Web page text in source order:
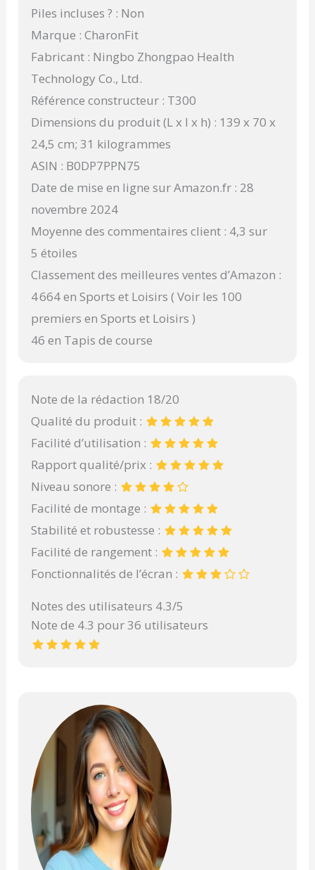
Piles incluses ? : Non
Marque : CharonFit
Fabricant : Ningbo Zhongpao Health
Technology Co., Ltd.
Référence constructeur : T300
Dimensions du produit (L x l x h) : 139 x 70 x
24,5 cm; 31 kilogrammes
ASIN : B0DP7PPN75
Date de mise en ligne sur Amazon.fr : 28
novembre 2024
Moyenne des commentaires client : 4,3 sur
5 étoiles
Classement des meilleures ventes d’Amazon :
4 664 en Sports et Loisirs ( Voir les 100
premiers en Sports et Loisirs )
46 en Tapis de course
Note de la rédaction 18/20
Qualité du produit :
Facilité d’utilisation :
Rapport qualité/prix :
Niveau sonore :
Facilité de montage :
Stabilité et robustesse :
Facilité de rangement :
Fonctionnalités de l’écran :
Notes des utilisateurs 4.3/5
Note de 4.3 pour 36 utilisateurs